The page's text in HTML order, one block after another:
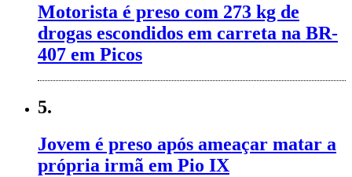
Motorista é preso com 273 kg de
drogas escondidos em carreta na BR-
407 em Picos
5.
Jovem é preso após ameaçar matar a
própria irmã em Pio IX